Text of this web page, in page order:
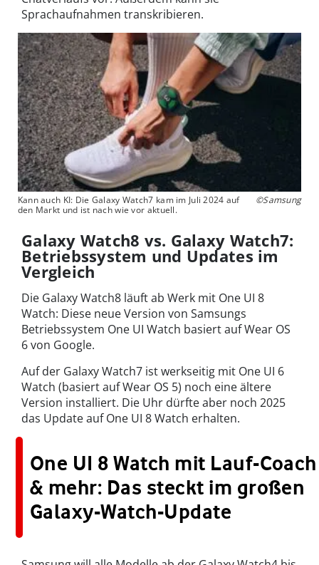
Sprachaufnahmen transkribieren.
Kann auch KI: Die Galaxy Watch7 kam im Juli 2024 auf
den Markt und ist nach wie vor aktuell.
©Samsung
Galaxy Watch8 vs. Galaxy Watch7:
Betriebssystem und Updates im
Vergleich
Die Galaxy Watch8 läuft ab Werk mit One UI 8
Watch: Diese neue Version von Samsungs
Betriebssystem One UI Watch basiert auf Wear OS
6 von Google.
Auf der Galaxy Watch7 ist werkseitig mit One UI 6
Watch (basiert auf Wear OS 5) noch eine ältere
Version installiert. Die Uhr dürfte aber noch 2025
das Update auf One UI 8 Watch erhalten.
One UI 8 Watch mit Lauf-Coach
& mehr: Das steckt im großen
Galaxy-Watch-Update